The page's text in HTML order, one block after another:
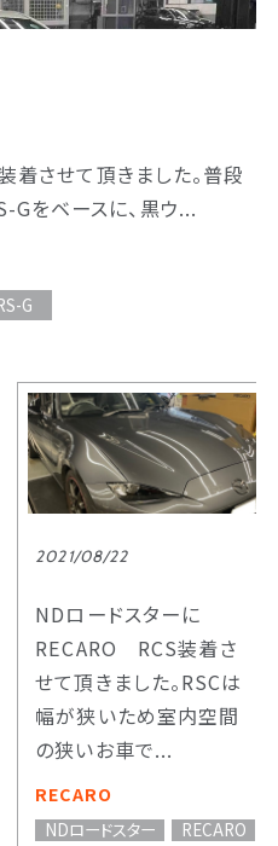
させて頂きました。普段
Gをベースに、黒ウ...
G
2021/08/22
NDロードスターに
RECARO RCS装着さ
せて頂きました。RSCは
幅が狭いため室内空間
の狭いお車で...
RECARO
NDロードスター
RECARO